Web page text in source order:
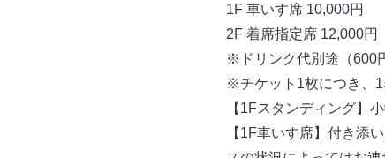
1F 車いす席 10,000円
2F 着席指定席 12,000円
※ドリンク代別途（600
※チケット1枚につき、1
【1Fスタンディング】
【1F車いす席】付き添